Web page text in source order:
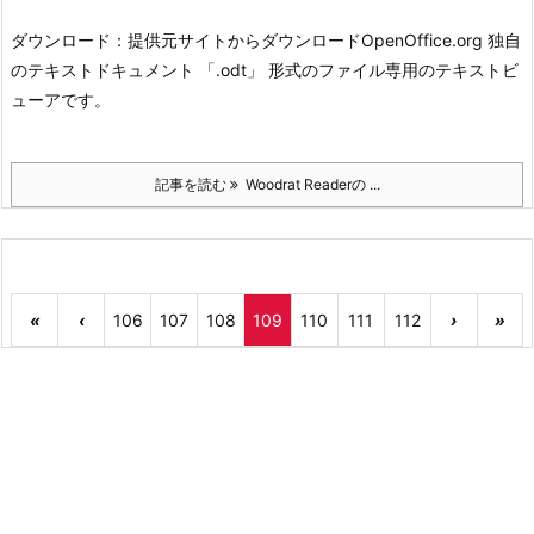
ダウンロード： 提供元サイトからダウンロードOpenOffice.org 独自
のテキストドキュメント 「.odt」 形式のファイル専用のテキストビ
ューアです。
記事を読む Woodrat Readerの ...
« ‹ 106 107 108 109 110 111 112 › »